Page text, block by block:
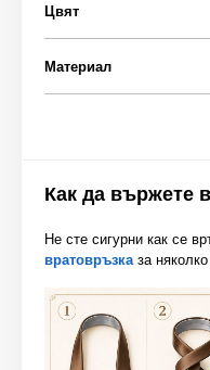
Цвят
Материал
Как да вържете
Не сте сигурни как се
вратовръзка за